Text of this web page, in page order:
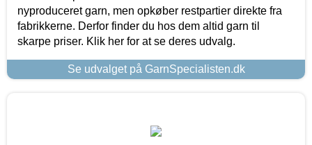
nyproduceret garn, men opkøber restpartier direkte fra
fabrikkerne. Derfor finder du hos dem altid garn til
skarpe priser. Klik her for at se deres udvalg.
Se udvalget på GarnSpecialisten.dk